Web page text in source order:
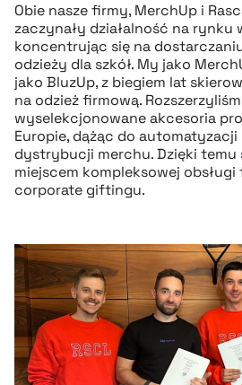
Obie nasze firmy, MerchUp i
zaczynały działalność na rynku
koncentrując się na
odzieży dla szkół. My jako
jako BluzUp, z biegiem lat
na odzież firmową.
wyselekcjonowane akcesoria
Europie, dążąc do
dystrybucji merchu. Dzięki temu
miejscem kompleksowej obsługi
corporate giftingu.